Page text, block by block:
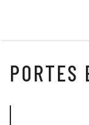
PORTES